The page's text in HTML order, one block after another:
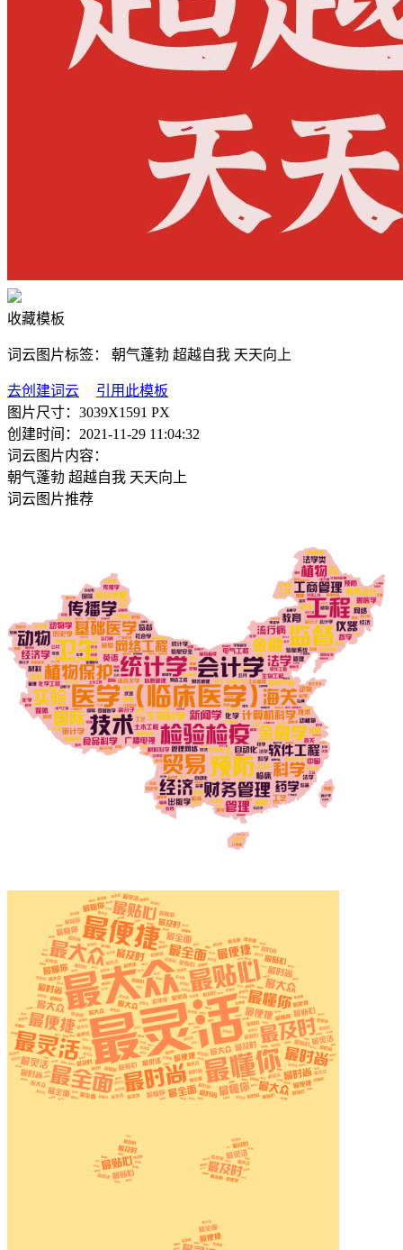
收藏模板
词云图片标签： 朝气蓬勃 超越自我 天天向上
去创建词云
引用此模板
图片尺寸： 3039X1591 PX
创建时间： 2021-11-29 11:04:32
词云图片内容：
朝气蓬勃 超越自我 天天向上
词云图片推荐